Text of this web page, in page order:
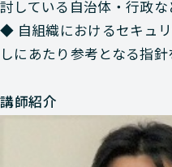
討している自治体・行政な
◆ 自組織におけるセキュ
しにあたり参考となる指
講師紹介